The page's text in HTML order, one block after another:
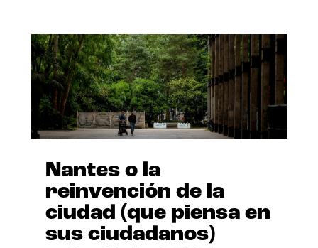
Nantes o la
reinvención de la
ciudad (que piensa en
sus ciudadanos)